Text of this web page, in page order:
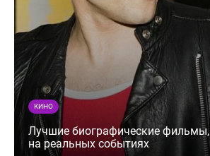
КИНО
Лучшие биографические
на реальных событиях